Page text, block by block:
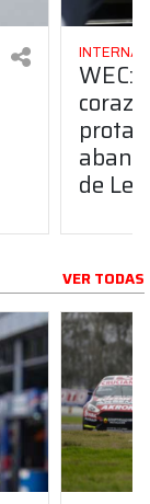
WEC:
de Le
VER TODAS